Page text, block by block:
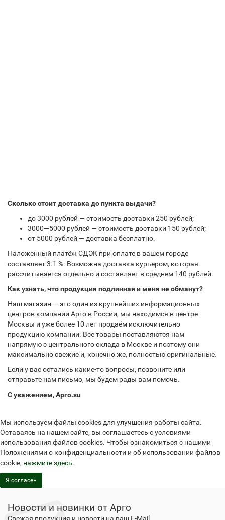
Сколько стоит доставка до пункта выдачи?
до 3000 рублей — стоимость доставки 250 рублей;
3000—5000 рублей — стоимость доставки 150 рублей;
от 5000 рублей — доставка бесплатно.
Наложенный платёж СДЭК при оплате в вашем городе
составляет 3.1 %. Возможна доставка курьером, которая
рассчитывается отдельно и составляет в среднем 140 рублей.
Как узнать, что продукция подлинная и меня не обманут?
Наш магазин — это один из крупнейших информационных
центров компании Арго в России, мы находимся в центре
Москвы и уже более 10 лет продаём исключительно
продукцию компании. Все товары поставляются нам
напрямую с центрального склада в Москве и поэтому они
максимально свежие и, конечно же, полностью оригинальные.
Если у вас остались какие-то вопросы, позвоните или
отправьте нам письмо, мы будем рады вам помочь.
С уважением, Арго.su
Мы используем файлы cookies для улучшения работы сайта.
Оставаясь на нашем сайте, вы соглашаетесь с условиями
использования файлов cookies. Чтобы ознакомиться с нашими
Положениями о конфиденциальности и об использовании файлов
cookie, нажмите здесь.
Я согласен
Новости и новинки от Арго